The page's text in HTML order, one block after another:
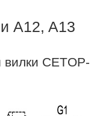
A12, A13
CETOP-